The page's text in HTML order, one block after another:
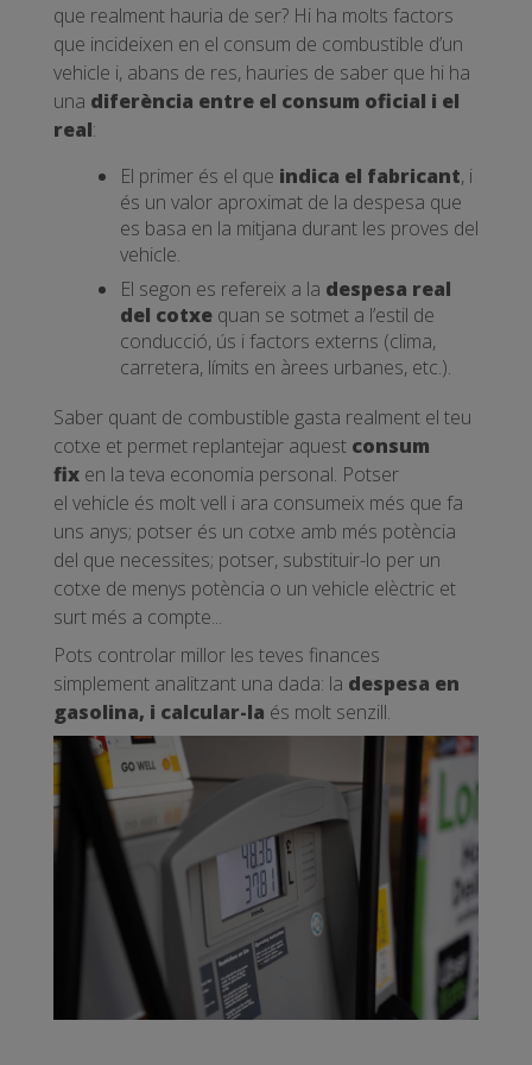
que realment hauria de ser? Hi ha molts factors
que incideixen en el consum de combustible d’un
vehicle i, abans de res, hauries de saber que hi ha
una diferència entre el consum oficial i el
real:
El primer és el que indica el fabricant, i
és un valor aproximat de la despesa que
es basa en la mitjana durant les proves del
vehicle.
El segon es refereix a la despesa real
del cotxe quan se sotmet a l’estil de
conducció, ús i factors externs (clima,
carretera, límits en àrees urbanes, etc.).
Saber quant de combustible gasta realment el teu
cotxe et permet replantejar aquest consum
fix en la teva economia personal. Potser
el vehicle és molt vell i ara consumeix més que fa
uns anys; potser és un cotxe amb més potència
del que necessites; potser, substituir-lo per un
cotxe de menys potència o un vehicle elèctric et
surt més a compte...
Pots controlar millor les teves finances
simplement analitzant una dada: la despesa en
gasolina, i calcular-la és molt senzill.